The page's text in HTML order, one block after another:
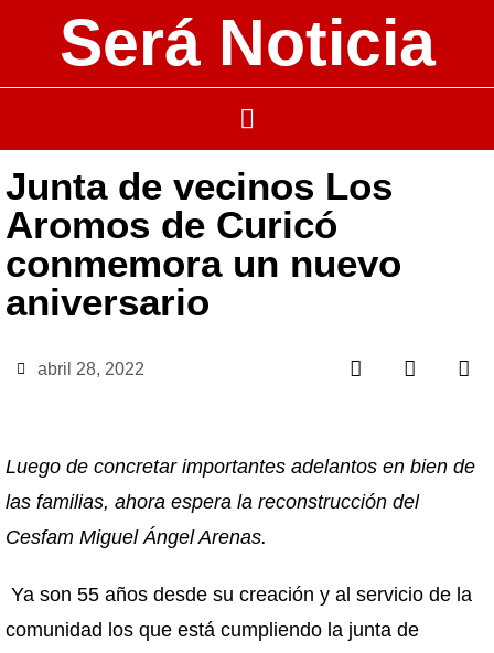
Será Noticia
Junta de vecinos Los
Aromos de Curicó
conmemora un nuevo
aniversario
abril 28, 2022
Luego de concretar importantes adelantos en bien de
las familias, ahora espera la reconstrucción del
Cesfam Miguel Ángel Arenas.
Ya son 55 años desde su creación y al servicio de la
comunidad los que está cumpliendo la junta de